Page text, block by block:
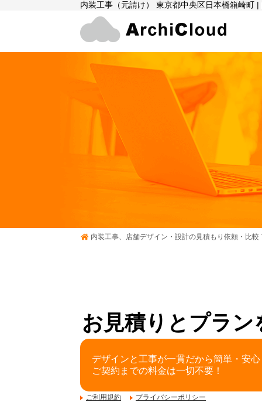
内装工事（元請け） 東京都中央区日本橋箱崎町
内装工事、店舗デザイン・設計の見積もり依頼・比較
お見積りとプラン
デザインと工事が一貫だから簡単・安心
ご契約までの料金は一切不要！
ご利用規約 プライバシーポリシー